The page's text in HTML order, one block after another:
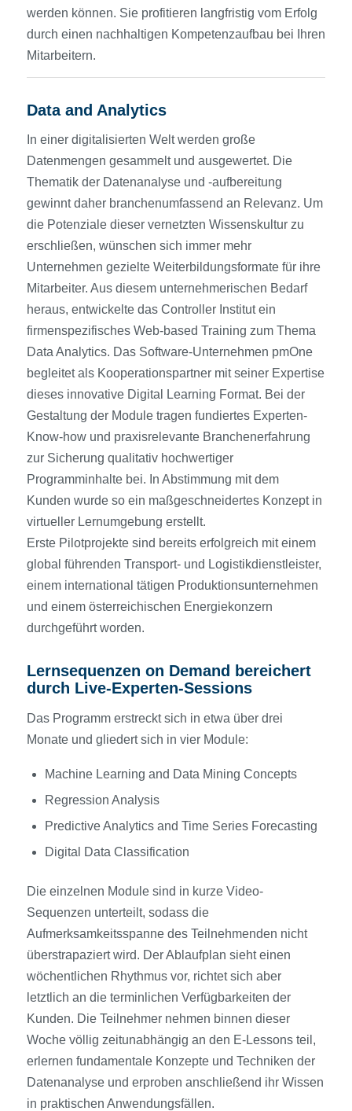
werden können. Sie profitieren langfristig vom Erfolg
durch einen nachhaltigen Kompetenzaufbau bei Ihren
Mitarbeitern.
Data and Analytics
In einer digitalisierten Welt werden große
Datenmengen gesammelt und ausgewertet. Die
Thematik der Datenanalyse und -aufbereitung
gewinnt daher branchenumfassend an Relevanz. Um
die Potenziale dieser vernetzten Wissenskultur zu
erschließen, wünschen sich immer mehr
Unternehmen gezielte Weiterbildungsformate für ihre
Mitarbeiter. Aus diesem unternehmerischen Bedarf
heraus, entwickelte das Controller Institut ein
firmenspezifisches Web-based Training zum Thema
Data Analytics. Das Software-Unternehmen pmOne
begleitet als Kooperationspartner mit seiner Expertise
dieses innovative Digital Learning Format. Bei der
Gestaltung der Module tragen fundiertes Experten-
Know-how und praxisrelevante Branchenerfahrung
zur Sicherung qualitativ hochwertiger
Programminhalte bei. In Abstimmung mit dem
Kunden wurde so ein maßgeschneidertes Konzept in
virtueller Lernumgebung erstellt.
Erste Pilotprojekte sind bereits erfolgreich mit einem
global führenden Transport- und Logistikdienstleister,
einem international tätigen Produktionsunternehmen
und einem österreichischen Energiekonzern
durchgeführt worden.
Lernsequenzen on Demand bereichert
durch Live-Experten-Sessions
Das Programm erstreckt sich in etwa über drei
Monate und gliedert sich in vier Module:
Machine Learning and Data Mining Concepts
Regression Analysis
Predictive Analytics and Time Series Forecasting
Digital Data Classification
Die einzelnen Module sind in kurze Video-
Sequenzen unterteilt, sodass die
Aufmerksamkeitsspanne des Teilnehmenden nicht
überstrapaziert wird. Der Ablaufplan sieht einen
wöchentlichen Rhythmus vor, richtet sich aber
letztlich an die terminlichen Verfügbarkeiten der
Kunden. Die Teilnehmer nehmen binnen dieser
Woche völlig zeitunabhängig an den E-Lessons teil,
erlernen fundamentale Konzepte und Techniken der
Datenanalyse und erproben anschließend ihr Wissen
in praktischen Anwendungsfällen.